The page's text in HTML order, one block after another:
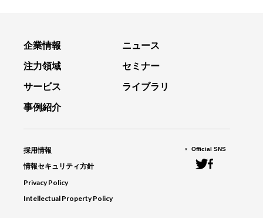
企業情報
注力領域
サービス
事例紹介
ニュース
セミナー
ライブラリ
採用情報
情報セキュリティ方針
Privacy Policy
Intellectual Property Policy
Official SNS